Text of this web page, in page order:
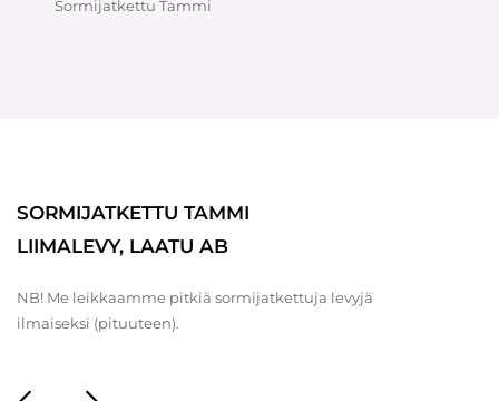
Sormijatkettu Tammi
SORMIJATKETTU TAMMI
LIIMALEVY, LAATU AB
NB! Me leikkaamme pitkiä sormijatkettuja levyjä
ilmaiseksi (pituuteen).